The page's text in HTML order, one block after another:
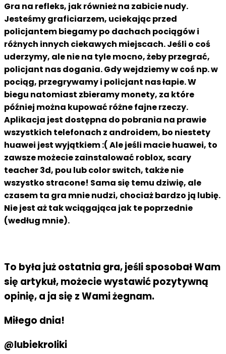
Gra na refleks, jak również na zabicie nudy.
Jesteśmy graficiarzem, uciekając przed
policjantem biegamy po dachach pociągów i
różnych innych ciekawych miejscach. Jeśli o coś
uderzymy, ale nie na tyle mocno, żeby przegrać,
policjant nas dogania. Gdy wejdziemy w coś np. w
pociąg, przegrywamy i policjant nas łapie. W
biegu natomiast zbieramy monety, za które
później można kupować różne fajne rzeczy.
Aplikacja jest dostępna do pobrania na prawie
wszystkich telefonach z androidem, bo niestety
huawei jest wyjątkiem :( Ale jeśli macie huawei, to
zawsze możecie zainstalować roblox, scary
teacher 3d, pou lub color switch, także nie
wszystko stracone! Sama się temu dziwię, ale
czasem ta gra mnie nudzi, chociaż bardzo ją lubię.
Nie jest aż tak wciągająca jak te poprzednie
(według mnie).
To była już ostatnia gra, jeśli sposobał Wam
się artykuł, możecie wystawić pozytywną
opinię, a ja się z Wami żegnam.
Miłego dnia!
@lubiekroliki